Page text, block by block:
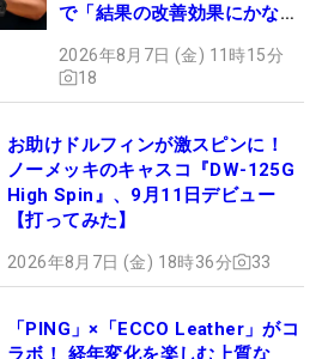
で「結果の改善効果にかなり
2026年8月7日 (金) 11時15分
18
お助けドルフィンが激スピンに！
ノーメッキのキャスコ『DW-125G
High Spin』、9月11日デビュー
【打ってみた】
2026年8月7日 (金) 18時36分 33
「PING」×「ECCO Leather」がコ
ラボ！ 経年変化を楽しむ上質な